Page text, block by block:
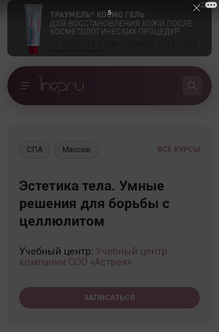
ВСЕ КУРСЫ
СПА Массаж
Эстетика тела. Умные
решения для борьбы с
целлюлитом
Учебный центр: Учебный центр
компании ООО «Астрея»
ЗАПИСАТЬСЯ
5